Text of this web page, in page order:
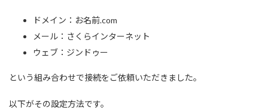
ドメイン：お名前.com
メール：さくらインターネット
ウェブ：ジンドゥー
という組み合わせで接続をご依頼いただきました。
以下がその設定方法です。